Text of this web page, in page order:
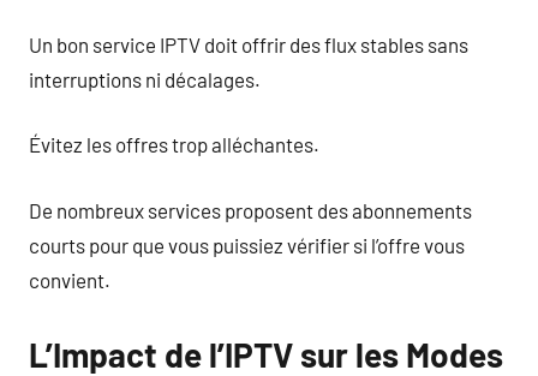
Un bon service IPTV doit offrir des flux stables sans
interruptions ni décalages.
Évitez les offres trop alléchantes.
De nombreux services proposent des abonnements
courts pour que vous puissiez vérifier si l’offre vous
convient.
L’Impact de l’IPTV sur les Modes